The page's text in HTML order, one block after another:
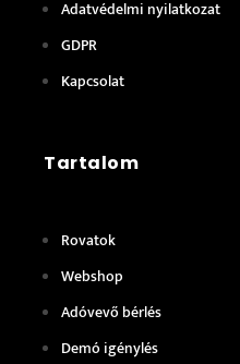
Adatvédelmi nyilatkozat
GDPR
Kapcsolat
Tartalom
Rovatok
Webshop
Adóvevő bérlés
Demó igénylés